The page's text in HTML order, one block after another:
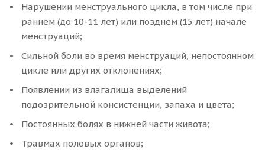
Нарушении менструального цикла, в том числе при
раннем (до 10-11 лет) или позднем (15 лет) начале
менструаций;
Сильной боли во время менструаций, непостоянном
цикле или других отклонениях;
Появлении из влагалища выделений
подозрительной консистенции, запаха и цвета;
Постоянных болях в нижней части живота;
Травмах половых органов;